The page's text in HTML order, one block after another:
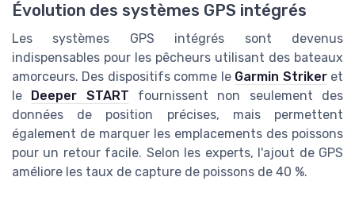
Évolution des systèmes GPS intégrés
Les systèmes GPS intégrés sont devenus
indispensables pour les pêcheurs utilisant des bateaux
amorceurs. Des dispositifs comme le Garmin Strikeret
le Deeper START fournissent non seulement des
données de position précises, mais permettent
également de marquer les emplacements des poissons
pour un retour facile. Selon les experts, l'ajout de GPS
améliore les taux de capture de poissons de 40 %.